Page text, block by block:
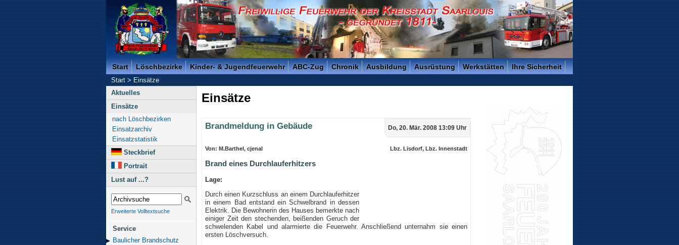
Freiwillige Feuerwehr der Kreisstadt Saarlouis - Gegründet 1811 -
Start Löschbezirke Kinder- & Jugendfeuerwehr ABC-Zug Chronik Ausbildung Ausrüstung Werkstätten Ihre Sicherheit
Start>Einsätze
Aktuelles
Einsätze
nach Löschbezirken
Einsatzarchiv
Einsatzstatistik
Steckbrief
Portrait
Lust auf ...?
Erweiterte Volltextsuche
Service
Baulicher Brand­schutz
Einsätze
Do, 20. Mär. 2008 13:09 Uhr
Brandmeldung in Gebäude
Lbz. Lisdorf, Lbz. Innenstadt
Von: M.Barthel, cjenal
Brand eines Durchlauferhitzers
Lage:
Durch einen Kurzschluss an einem Durchlauferhitzer
in einem Bad entstand ein Schwelbrand in dessen
Elektrik. Die Bewohnerin des Hauses bemerkte nach
einiger Zeit den stechenden, beißenden Geruch der
schwelenden Kabel und alarmierte die Feuerwehr. Anschließend unternahm sie einen
ersten Löschversuch.